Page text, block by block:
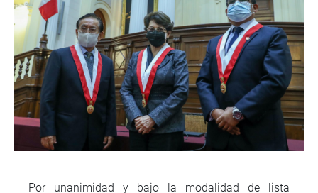
Por unanimidad y bajo la modalidad de lista